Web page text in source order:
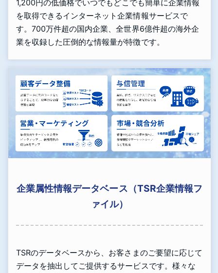
1,200円の低価格でいつでもどこでも簡単に企業情報
を取得できるインターネット企業情報サービスで
す。700万件超の国内企業、全世界6億件超の海外企
業を収録した圧倒的な情報量が特徴です。
企業属性情報データベース（TSR企業情報フ
ァイル）
TSRのデータベースから、お客さまのご要望に応じて
データを抽出してご提供するサービスです。様々な